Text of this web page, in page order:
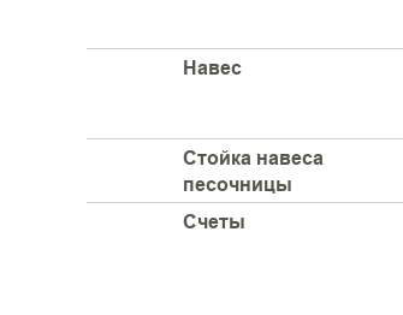
Навес
Стойка навеса
песочницы
Счеты